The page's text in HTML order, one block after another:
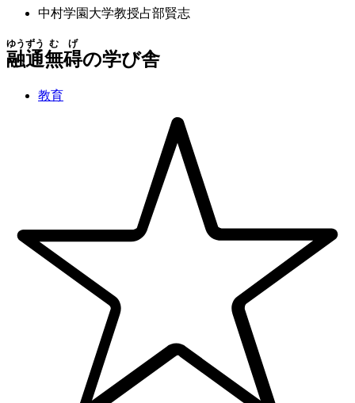
中村学園大学教授占部賢志
融通
ゆうずう
無碍
むげ
の学び舎
教育